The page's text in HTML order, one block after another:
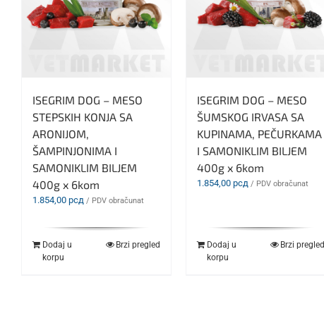
ISEGRIM DOG – MESO
STEPSKIH KONJA SA
ARONIJOM,
ŠAMPINJONIMA I
SAMONIKLIM BILJEM
400g x 6kom
1.854,00 рсд / PDV obračunat
Dodaj u
korpu
Brzi pregled
ISEGRIM DOG – MESO
ŠUMSKOG IRVASA SA
KUPINAMA, PEČURKAMA
I SAMONIKLIM BILJEM
400g x 6kom
1.854,00 рсд / PDV obračunat
Dodaj u
korpu
Brzi pregled